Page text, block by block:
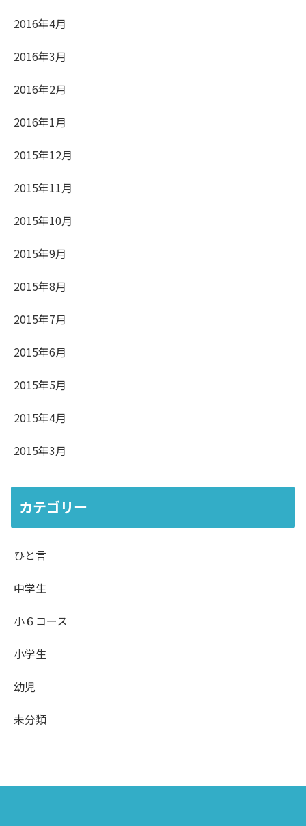
2016年4月
2016年3月
2016年2月
2016年1月
2015年12月
2015年11月
2015年10月
2015年9月
2015年8月
2015年7月
2015年6月
2015年5月
2015年4月
2015年3月
カテゴリー
ひと言
中学生
小６コース
小学生
幼児
未分類